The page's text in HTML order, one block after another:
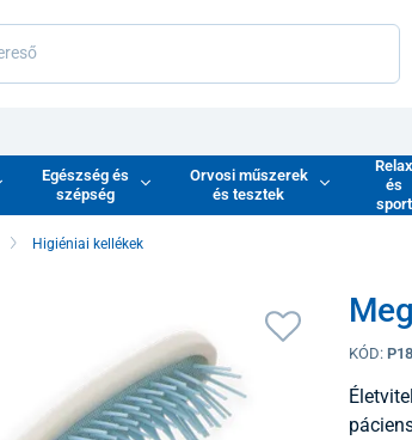
Egészség és
szépség
Orvosi műszerek
és tesztek
Relax
és
sport
Higiéniai kellékek
KÓD: